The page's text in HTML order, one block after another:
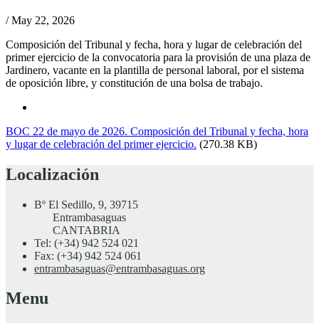
/May 22, 2026
Composición del Tribunal y fecha, hora y lugar de celebración del
primer ejercicio de la convocatoria para la provisión de una plaza de
Jardinero, vacante en la plantilla de personal laboral, por el sistema
de oposición libre, y constitución de una bolsa de trabajo.
BOC 22 de mayo de 2026. Composición del Tribunal y fecha, hora
y lugar de celebración del primer ejercicio. (270.38 KB)
Localización
Bº El Sedillo, 9, 39715
Entrambasaguas
CANTABRIA
Tel: (+34) 942 524 021
Fax: (+34) 942 524 061
entrambasaguas@entrambasaguas.org
Menu